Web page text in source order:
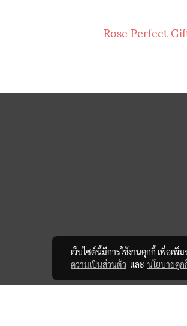
Rose Perfect
เว็บไซต์นี้มีการใช้งานคุกกี้ เพื่อเ
ความเป็นส่วนตัว และ นโยบายคุก